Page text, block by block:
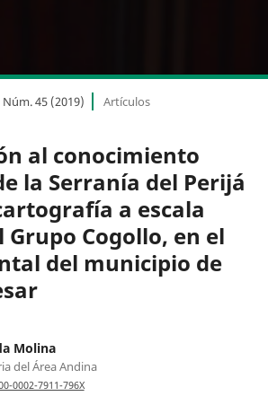
Núm. 45 (2019) Artículos
al conocimiento
la Serranía del Perijá
a escala
Grupo Cogollo, en el
del municipio de
Molina
del Área Andina
0002-7911-796X